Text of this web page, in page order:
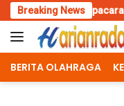
Skip
to
content
Breaking News
HUT Ke-81
BERITA OLAHRAGA